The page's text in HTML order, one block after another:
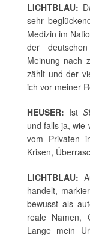
LICHTBLAU:
sehr
Medizin im
der
Meinung nach
zählt und der
ich vor meiner
HEUSER: Ist
und falls ja, wie
vom Privaten
Krisen,
LICHTBLAU:
handelt,
bewusst als
reale Namen,
Lange mein